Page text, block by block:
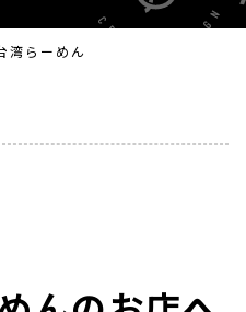
湾らーめん